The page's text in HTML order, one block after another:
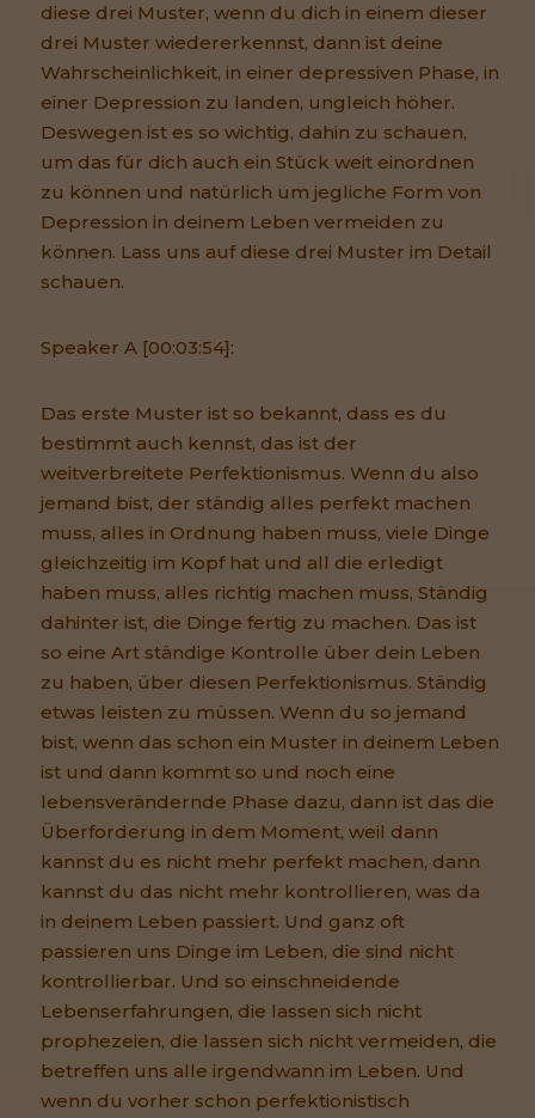
diese drei Muster, wenn du dich in einem dieser
drei Muster wiedererkennst, dann ist deine
Wahrscheinlichkeit, in einer depressiven Phase, in
einer Depression zu landen, ungleich höher.
Deswegen ist es so wichtig, dahin zu schauen,
um das für dich auch ein Stück weit einordnen
zu können und natürlich um jegliche Form von
Depression in deinem Leben vermeiden zu
können. Lass uns auf diese drei Muster im Detail
schauen.
Speaker A [00:03:54]:
Das erste Muster ist so bekannt, dass es du
bestimmt auch kennst, das ist der
weitverbreitete Perfektionismus. Wenn du also
jemand bist, der ständig alles perfekt machen
muss, alles in Ordnung haben muss, viele Dinge
gleichzeitig im Kopf hat und all die erledigt
haben muss, alles richtig machen muss, Ständig
dahinter ist, die Dinge fertig zu machen. Das ist
so eine Art ständige Kontrolle über dein Leben
zu haben, über diesen Perfektionismus. Ständig
etwas leisten zu müssen. Wenn du so jemand
bist, wenn das schon ein Muster in deinem Leben
ist und dann kommt so und noch eine
lebensverändernde Phase dazu, dann ist das die
Überforderung in dem Moment, weil dann
kannst du es nicht mehr perfekt machen, dann
kannst du das nicht mehr kontrollieren, was da
in deinem Leben passiert. Und ganz oft
passieren uns Dinge im Leben, die sind nicht
kontrollierbar. Und so einschneidende
Lebenserfahrungen, die lassen sich nicht
prophezeien, die lassen sich nicht vermeiden, die
betreffen uns alle irgendwann im Leben. Und
wenn du vorher schon perfektionistisch